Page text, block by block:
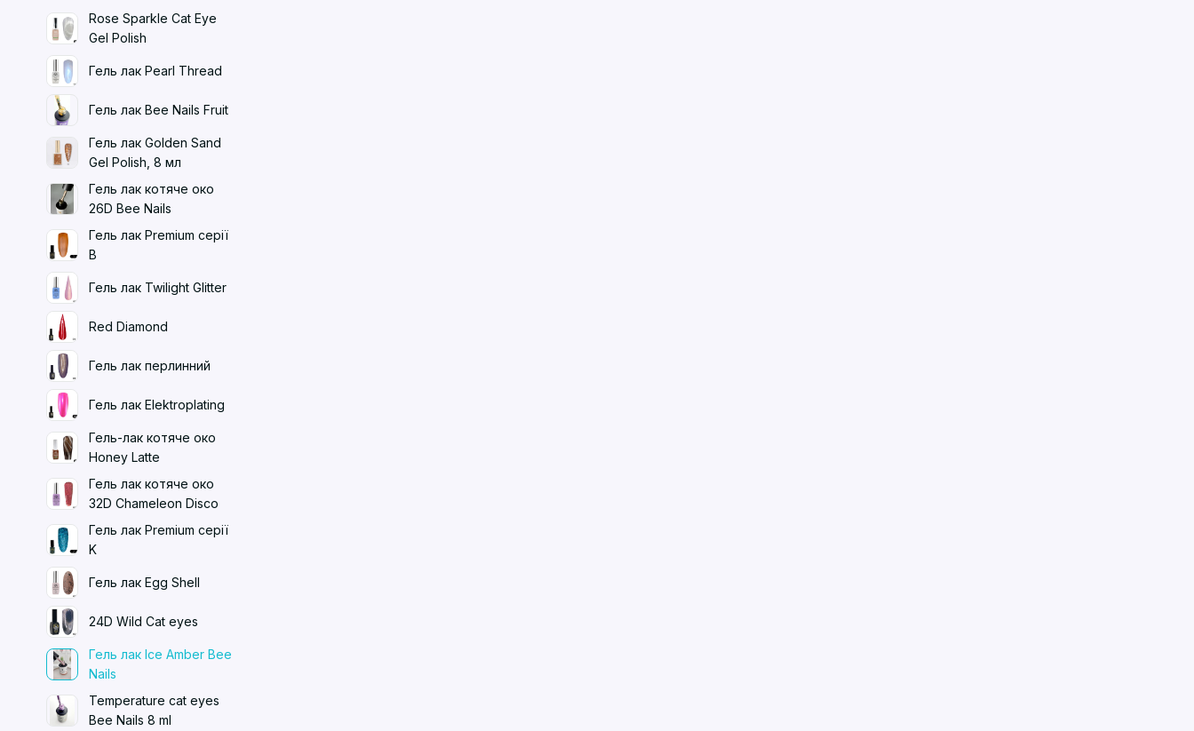
Rose Sparkle Cat Eye
Gel Polish
Гель лак Pearl Thread
Гель лак Bee Nails Fruit
Гель лак Golden Sand
Gel Polish, 8 мл
Гель лак котяче око
26D Bee Nails
Гель лак Premium серії
B
Гель лак Twilight Glitter
Red Diamond
Гель лак перлинний
Гель лак Elektroplating
Гель-лак котяче око
Honey Latte
Гель лак котяче око
32D Chameleon Disco
Гель лак Premium серії
K
Гель лак Egg Shell
24D Wild Cat eyes
Гель лак Ice Amber Bee
Nails
Temperature cat eyes
Bee Nails 8 ml